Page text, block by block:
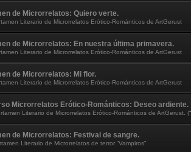
de Microrrelatos: Quiero verte.
Literario de Microrrelatos Erótico-Románticos de ArtGerust
de Microrrelatos: En nuestra última primavera.
Literario de Microrrelatos Erótico-Románticos de ArtGerust
de Microrrelatos: Mi flor.
Literario de Microrrelatos Erótico-Románticos de ArtGerust
Microrrelatos Erótico-Románticos: Deseo ardiente.
Literario de Microrrelatos Erótico-Románticos de ArtGerust.
de Microrrelatos: Festival de sangre.
Literario de Microrrelatos de terror “Vampiros”